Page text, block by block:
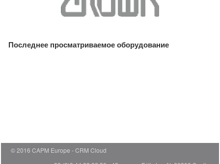
Последнее просматриваемое оборудование
© 2016 CAPM Europe
CRM Cloud